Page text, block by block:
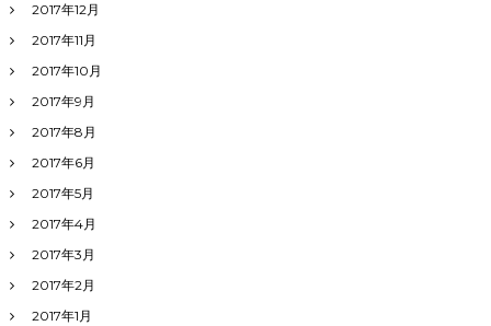
2017年12月
2017年11月
2017年10月
2017年9月
2017年8月
2017年6月
2017年5月
2017年4月
2017年3月
2017年2月
2017年1月